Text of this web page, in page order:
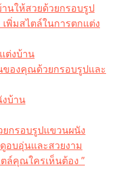
นให้สวยด้วยกรอบรูป
พิ่มสไตล์ในการตกแต่ง
ต่งบ้าน
องคุณด้วยกรอบรูปและ
บ้าน
กรอบรูปแขวนผนัง
อบอุ่นและสวยงาม
ล์คุณใครเห็นต้อง ”